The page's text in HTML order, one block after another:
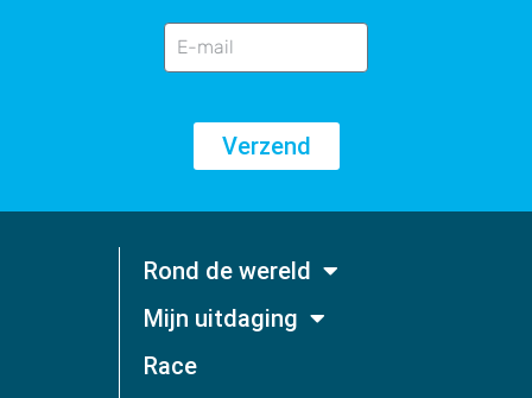
Verzend
Rond de wereld
Mijn uitdaging
Race